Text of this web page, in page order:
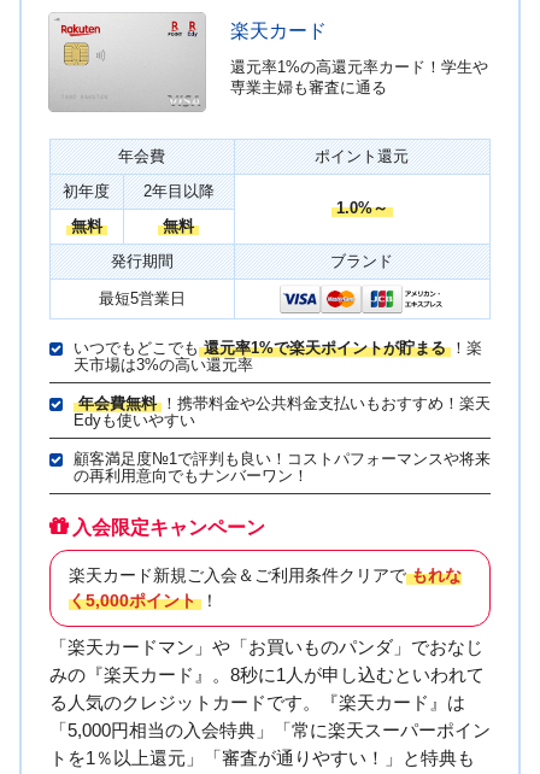
楽天カード
還元率1%の高還元率カード！学生や
専業主婦も審査に通る
年会費
ポイント還元
初年度
2年目以降
1.0%～
無料
無料
発行期間
ブランド
最短5営業日
いつでもどこでも 還元率1%で楽天ポイントが貯まる ！楽
天市場は3%の高い還元率
年会費無料 ！携帯料金や公共料金支払いもおすすめ！楽天
Edyも使いやすい
顧客満足度№1で評判も良い！コストパフォーマンスや将来
の再利用意向でもナンバーワン！
入会限定キャンペーン
楽天カード新規ご入会＆ご利用条件クリアで もれな
く5,000ポイント ！
「楽天カードマン」や「お買いものパンダ」でおなじ
みの『楽天カード』。8秒に1人が申し込むといわれて
る人気のクレジットカードです。『楽天カード』は
「5,000円相当の入会特典」「常に楽天スーパーポイン
トを1％以上還元」「審査が通りやすい！」と特典も